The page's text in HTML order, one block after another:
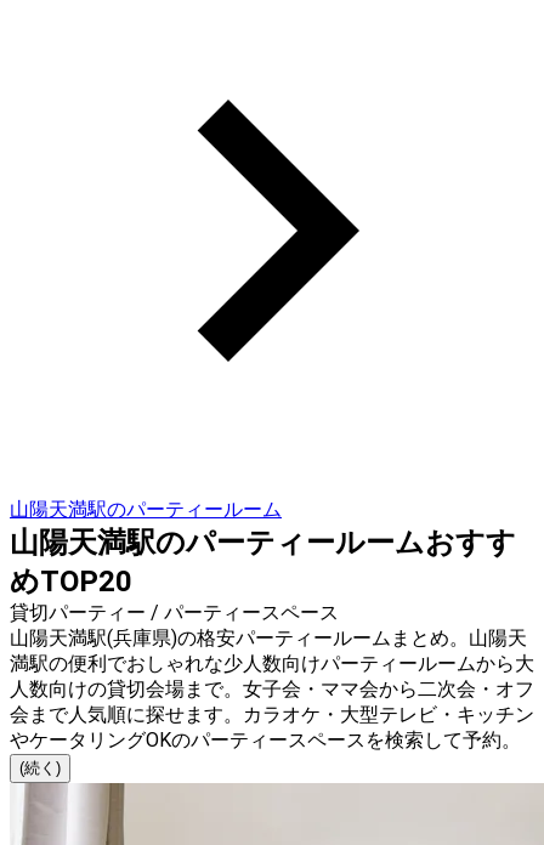
山陽天満駅のパーティールーム
山陽天満駅のパーティールームおすす
めTOP20
貸切パーティー / パーティースペース
山陽天満駅(兵庫県)の格安パーティールームまとめ。山陽天
満駅の便利でおしゃれな少人数向けパーティールームから大
人数向けの貸切会場まで。女子会・ママ会から二次会・オフ
会まで人気順に探せます。カラオケ・大型テレビ・キッチン
やケータリングOKのパーティースペースを検索して予約。
(続く)